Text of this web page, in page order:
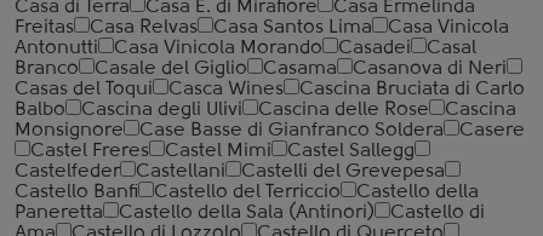
Casa di Terra
Casa E. di Mirafiore
Casa Ermelinda
Freitas
Casa Relvas Casa Santos Lima
Casa Vinicola
Antonutti
Casa Vinicola Morando Casadei
Casal
Branco
Casale del Giglio Casama
Casanova di Neri
Casas del Toqui
Casca Wines
Cascina Bruciata di Carlo
Balbo
Cascina degli Ulivi Cascina delle Rose
Cascina
Monsignore
Case Basse di Gianfranco Soldera
Casere
Castel Freres
Castel Mimi
Castel Sallegg
Castelfeder
Castellani
Castelli del Grevepesa
Castello Banfi
Castello del Terriccio
Castello della
Paneretta
Castello della Sala (Antinori)
Castello di